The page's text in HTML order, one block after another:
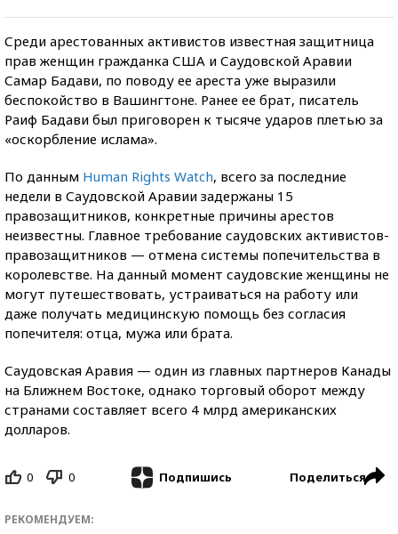
Среди арестованных активистов известная защитница
прав женщин гражданка США и Саудовской Аравии
Самар Бадави, по поводу ее ареста уже выразили
беспокойство в Вашингтоне. Ранее ее брат, писатель
Раиф Бадави был приговорен к тысяче ударов плетью за
«оскорбление ислама».
По данным Human Rights Watch, всего за последние
недели в Саудовской Аравии задержаны 15
правозащитников, конкретные причины арестов
неизвестны. Главное требование саудовских активистов-
правозащитников — отмена системы попечительства в
королевстве. На данный момент саудовские женщины не
могут путешествовать, устраиваться на работу или
даже получать медицинскую помощь без согласия
попечителя: отца, мужа или брата.
Саудовская Аравия — один из главных партнеров Канады
на Ближнем Востоке, однако торговый оборот между
странами составляет всего 4 млрд американских
долларов.
0 0 Подпишись Поделиться
РЕКОМЕНДУЕМ: